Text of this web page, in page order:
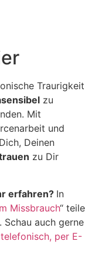
Traurigkeit
zu
Mit
und
Deinen
zu Dir
erfahren? In
Missbrauch“ teile
Schau auch gerne
per E-